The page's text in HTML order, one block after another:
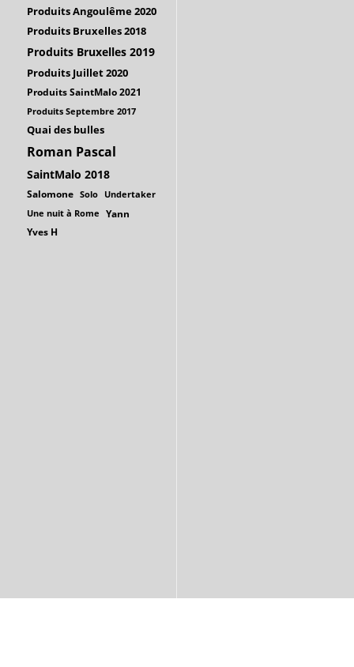
Produits Angoulême 2020
Produits Bruxelles 2018
Produits Bruxelles 2019
Produits Juillet 2020
Produits SaintMalo 2021
Produits Septembre 2017
Quai des bulles
Roman Pascal
SaintMalo 2018
Salomone Solo Undertaker
Une nuit à Rome Yann
Yves H